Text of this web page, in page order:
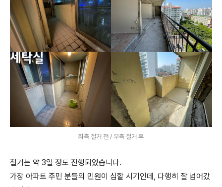
좌측 철거 전 / 우측 철거 후
철거는 약 3일 정도 진행되었습니다.
가장 아파트 주민 분들의 민원이 심할 시기인데, 다행히 잘 넘어갔